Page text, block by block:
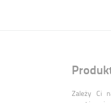
Zależy Ci